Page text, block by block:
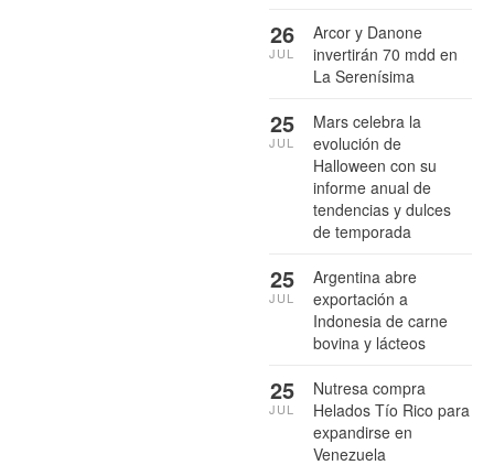
Arcor y Danone
invertirán 70 mdd en
La Serenísima
26
JUL
Mars celebra la
evolución de
Halloween con su
informe anual de
tendencias y dulces
de temporada
25
JUL
Argentina abre
exportación a
Indonesia de carne
bovina y lácteos
25
JUL
Nutresa compra
Helados Tío Rico para
expandirse en
Venezuela
25
JUL